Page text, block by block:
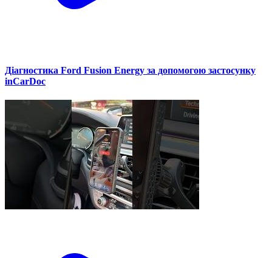
Діагностика Ford Fusion Energy за допомогою застосунку
inCarDoc